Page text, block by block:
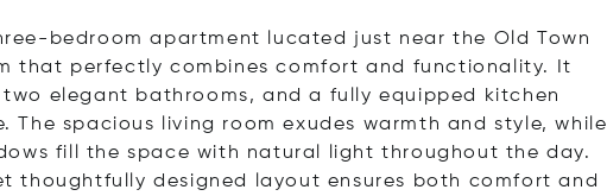
bedroom apartment lucated just near the Old Town
that perfectly combines comfort and functionality. It
elegant bathrooms, and a fully equipped kitchen
The spacious living room exudes warmth and style, while
fill the space with natural light throughout the day.
thoughtfully designed layout ensures both comfort and